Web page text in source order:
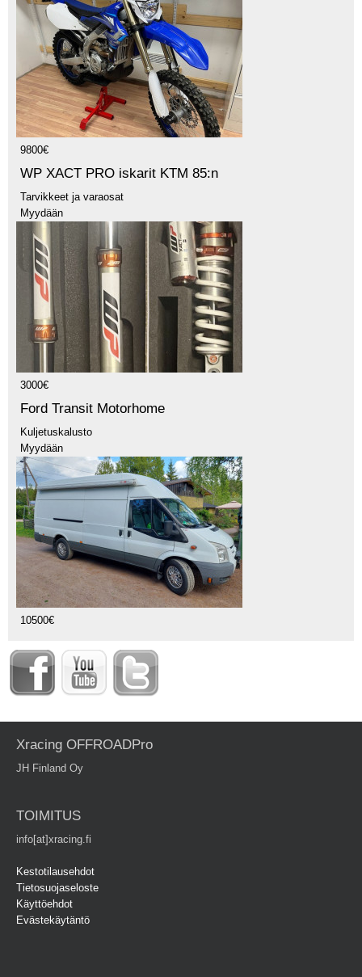
9800€
WP XACT PRO iskarit KTM 85:n
Tarvikkeet ja varaosat
Myydään
3000€
Ford Transit Motorhome
Kuljetuskalusto
Myydään
10500€
Xracing OFFROADPro
JH Finland Oy
TOIMITUS
info[at]xracing.fi
Kestotilausehdot
Tietosuojaseloste
Käyttöehdot
Evästekäytäntö